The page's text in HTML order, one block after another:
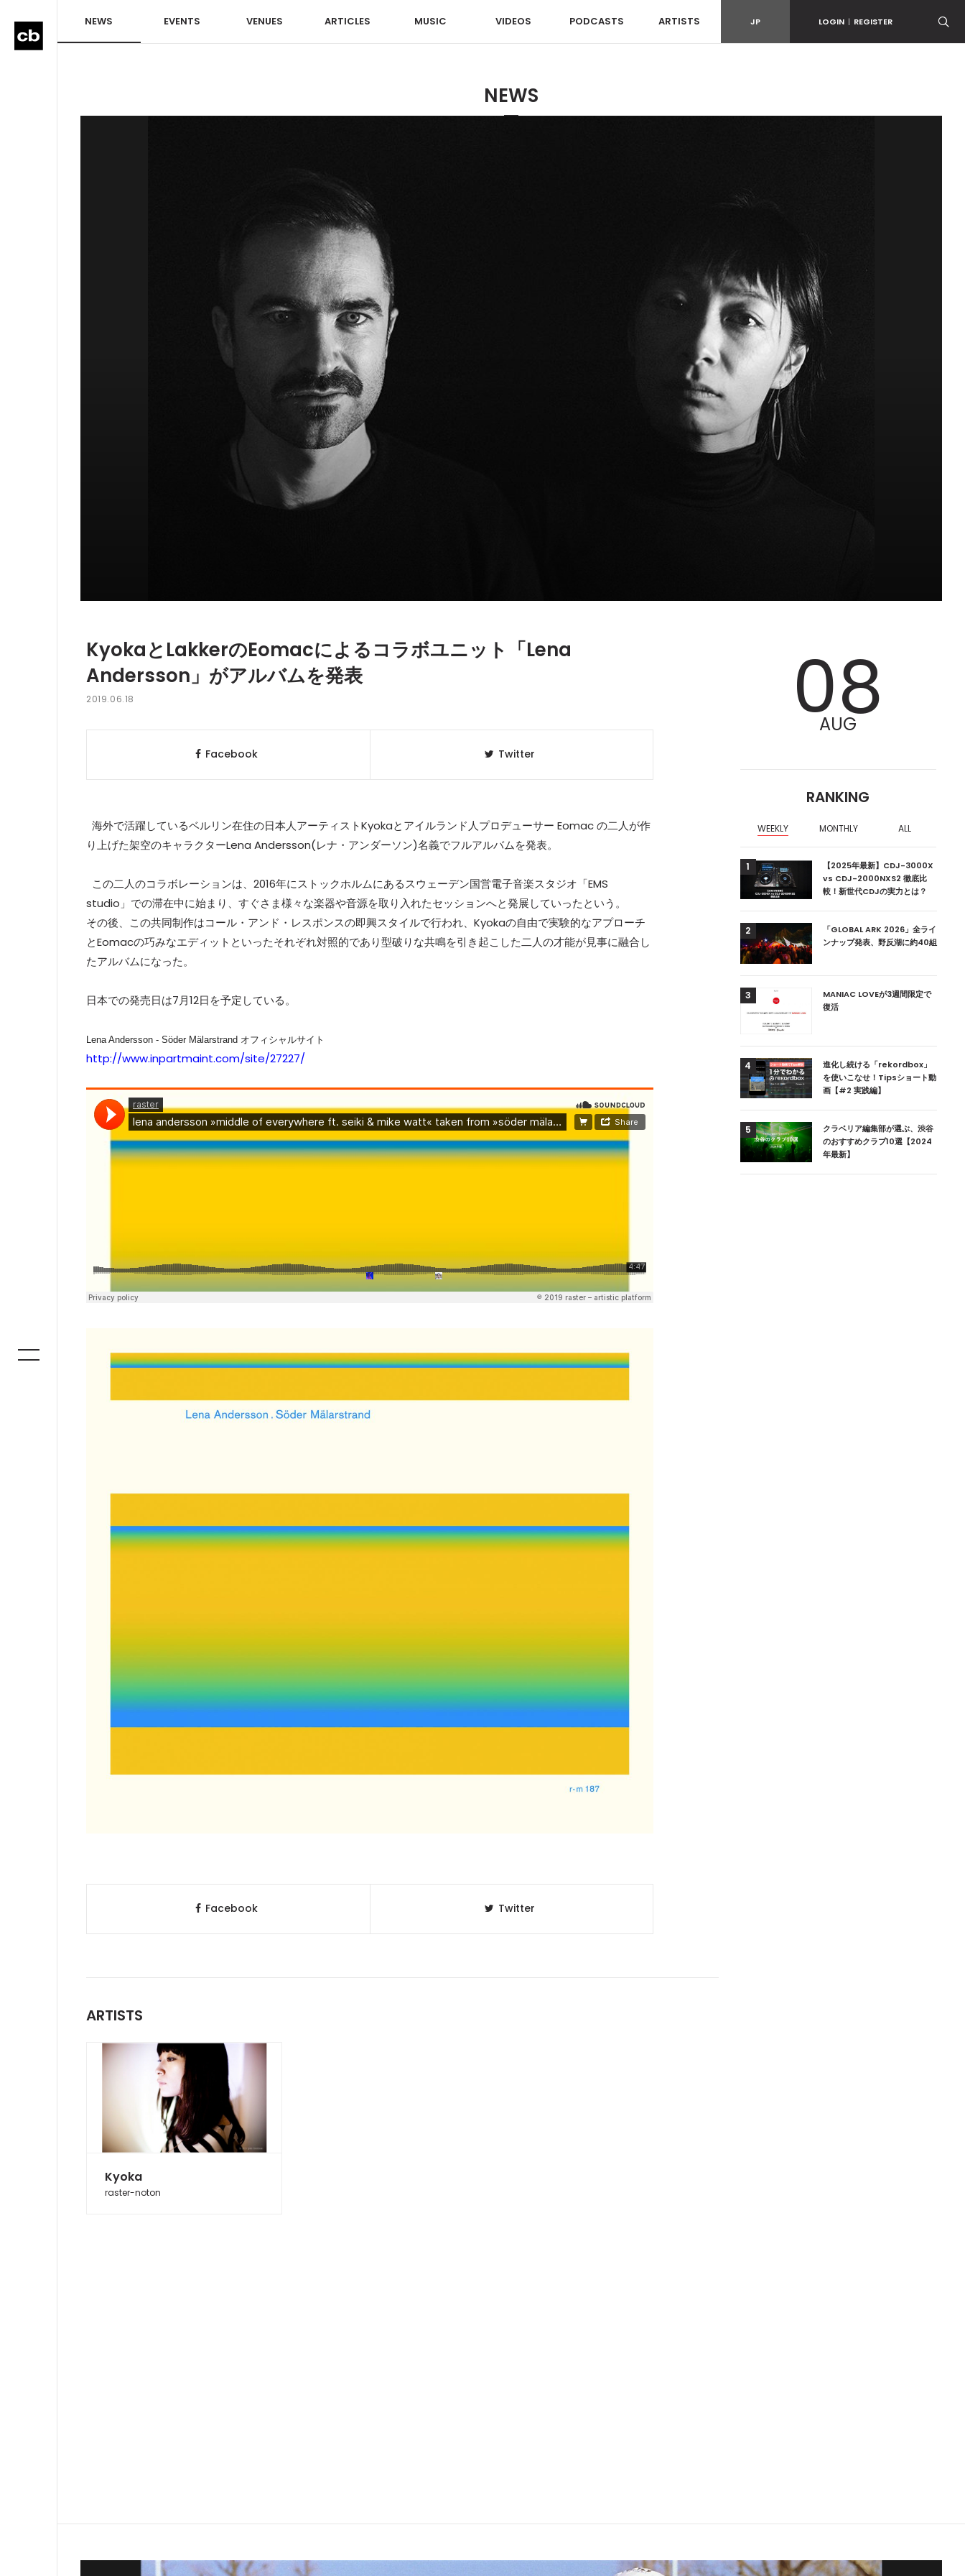
NEWS EVENTS VENUES ARTICLES MUSIC VIDEOS PODCASTS ARTISTS JP LOGIN | REGISTER
NEWS
KyokaとLakkerのEomacによるコラボユニット「Lena
Andersson」がアルバムを発表
2019.06.18
Facebook Twitter
海外で活躍しているベルリン在住の日本人アーティストKyokaとアイルランド人プロデューサー Eomac の二人が作
り上げた架空のキャラクターLena Andersson(レナ・アンダーソン)名義でフルアルバムを発表。
この二人のコラボレーションは、2016年にストックホルムにあるスウェーデン国営電子音楽スタジオ「EMS
studio」での滞在中に始まり、すぐさま様々な楽器や音源を取り入れたセッションへと発展していったという。
その後、この共同制作はコール・アンド・レスポンスの即興スタイルで行われ、Kyokaの自由で実験的なアプローチ
とEomacの巧みなエディットといったそれぞれ対照的であり型破りな共鳴を引き起こした二人の才能が見事に融合し
たアルバムになった。
日本での発売日は7月12日を予定している。
Lena Andersson - Söder Mälarstrand オフィシャルサイト
http://www.inpartmaint.com/site/27227/
Facebook Twitter
ARTISTS
Kyoka
raster-noton
08
AUG
RANKING
WEEKLY MONTHLY ALL
のおすすめクラブ10選【2024
年最新】
2
ニュージーランドの新首相は元
DJ!?
5
レコードのためのDJブース
1
【2025年最新】CDJ-3000X
vs CDJ-2000NXS2 徹底比
較！新世代CDJの実力とは？
2
「GLOBAL ARK 2026」全ライ
ンナップ発表、野反湖に約40組
3
MANIAC LOVEが3週間限定で
復活
4
進化し続ける「rekordbox」
を使いこなせ！Tipsショート動
画【#2 実践編】
5
クラベリア編集部が選ぶ、渋谷
のおすすめクラブ10選【2024
年最新】